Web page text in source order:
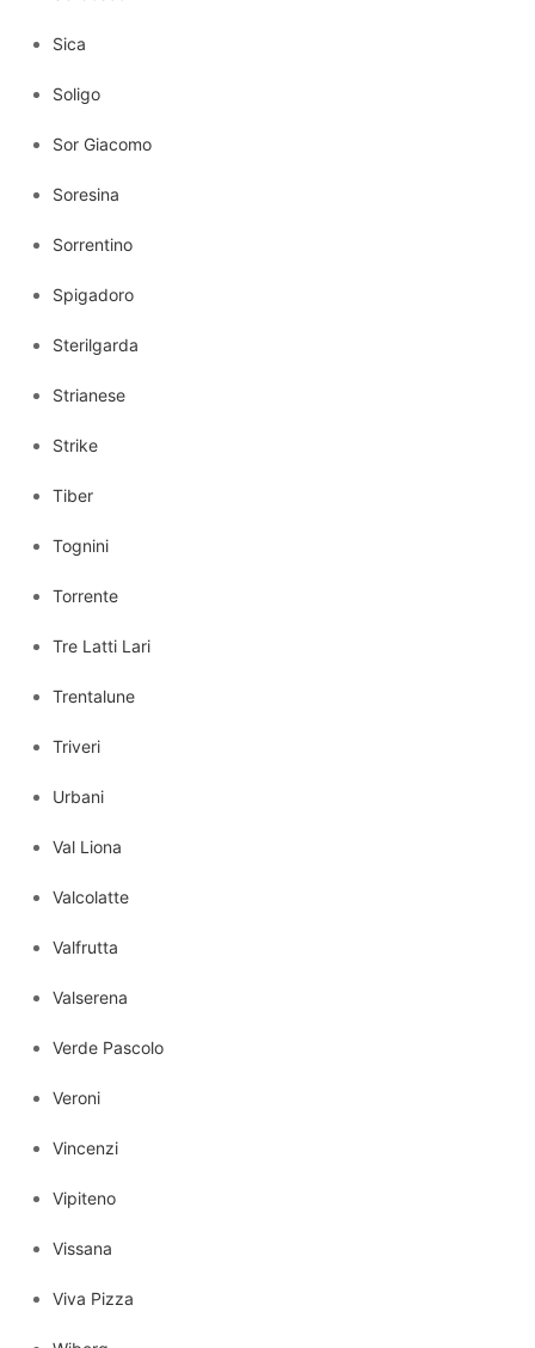
Sica
Soligo
Sor Giacomo
Soresina
Sorrentino
Spigadoro
Sterilgarda
Strianese
Strike
Tiber
Tognini
Torrente
Tre Latti Lari
Trentalune
Triveri
Urbani
Val Liona
Valcolatte
Valfrutta
Valserena
Verde Pascolo
Veroni
Vincenzi
Vipiteno
Vissana
Viva Pizza